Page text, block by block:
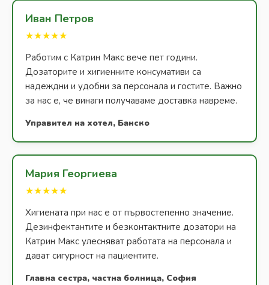
Иван Петров
★★★★★
Работим с Катрин Макс вече пет години.
Дозаторите и хигиенните консумативи са
надеждни и удобни за персонала и гостите. Важно
за нас е, че винаги получаваме доставка навреме.
Управител на хотел, Банско
Мария Георгиева
★★★★★
Хигиената при нас е от първостепенно значение.
Дезинфектантите и безконтактните дозатори на
Катрин Макс улесняват работата на персонала и
дават сигурност на пациентите.
Главна сестра, частна болница, София